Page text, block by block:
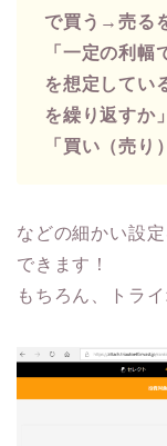
で買う→売る
「一定の利
を想定してい
を繰り返すか」
「買い（売り
などの細かい設
できます！
もちろん、トラ